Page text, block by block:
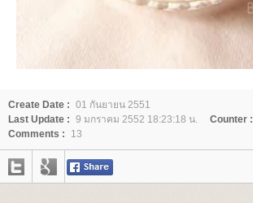
Create Date : 01 กันยายน 2551
Last Update : 9 มกราคม 2552 18:23:18 น. Counter :
Comments :
13